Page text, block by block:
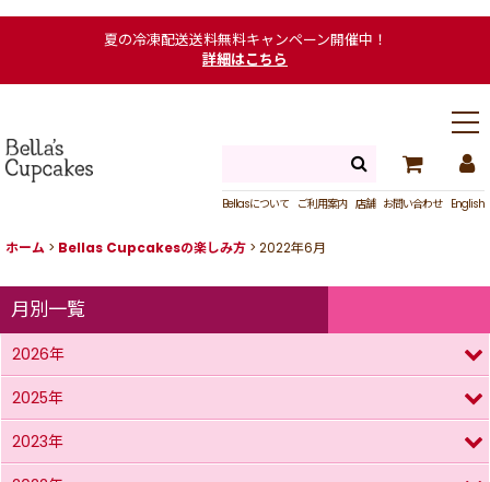
夏の冷凍配送送料無料キャンペーン開催中！
詳細はこちら
Bellasについて ご利用案内 店舗 お問い合わせ English
ホーム > Bellas Cupcakesの楽しみ方 > 2022年6月
月別一覧
2026年
2025年
2023年